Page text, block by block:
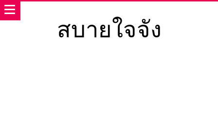
สบายใจจัง